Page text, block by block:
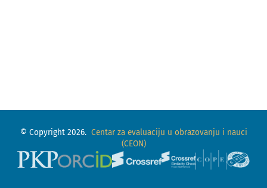
© Copyright 2026. Centar za evaluaciju u obrazovanju i nauci
(CEON)